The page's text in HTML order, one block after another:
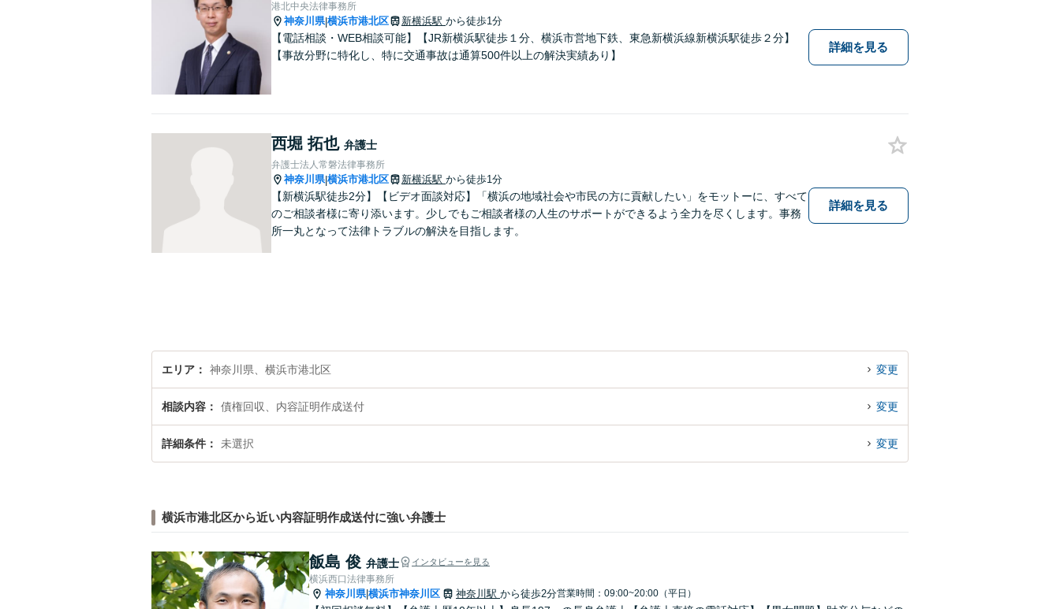
港北中央法律事務所
神奈川県|横浜市港北区 新横浜駅 から徒歩1分
【電話相談・WEB相談可能】【JR新横浜駅徒歩１分、横浜市営地下鉄、東急新横浜線新横浜駅徒歩２分】
【事故分野に特化し、特に交通事故は通算500件以上の解決実績あり】
詳細を見る
西堀 拓也 弁護士
弁護士法人常磐法律事務所
神奈川県|横浜市港北区 新横浜駅 から徒歩1分
【新横浜駅徒歩2分】【ビデオ面談対応】「横浜の地域社会や市民の方に貢献したい」をモットーに、すべて
のご相談者様に寄り添います。少しでもご相談者様の人生のサポートができるよう全力を尽くします。事務
所一丸となって法律トラブルの解決を目指します。
詳細を見る
エリア 神奈川県、横浜市港北区 変更
相談内容 債権回収、内容証明作成送付 変更
詳細条件 未選択 変更
横浜市港北区から近い内容証明作成送付に強い弁護士
飯島 俊 弁護士 インタビューを見る
横浜西口法律事務所
神奈川県|横浜市神奈川区 神奈川駅 から徒歩2分営業時間：09:00~20:00（平日）